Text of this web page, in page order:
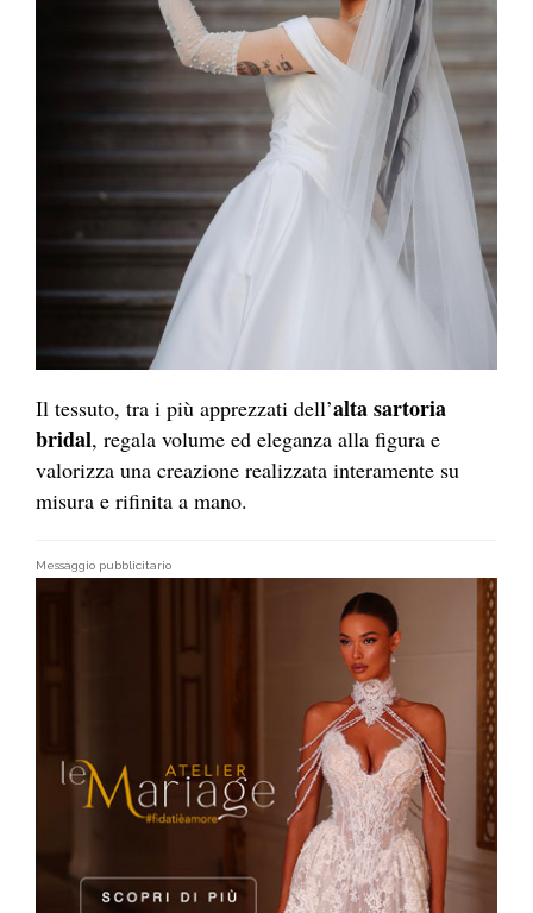
Il tessuto, tra i più apprezzati dell’alta sartoria
bridal, regala volume ed eleganza alla figura e
valorizza una creazione realizzata interamente su
misura e rifinita a mano.
Messaggio pubblicitario